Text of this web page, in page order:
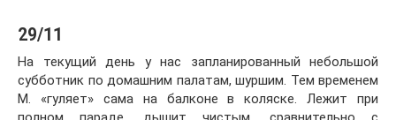
29/11
На текущий день у нас запланированный небольшой
субботник по домашним палатам, шуршим. Тем временем
М. «гуляет» сама на балконе в коляске. Лежит при